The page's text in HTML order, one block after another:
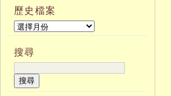
歷史檔案
搜尋